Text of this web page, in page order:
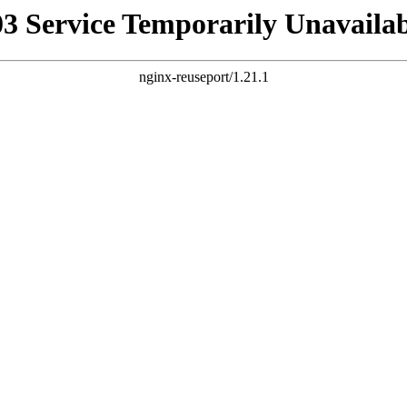
Service Temporarily
nginx-reuseport/1.21.1